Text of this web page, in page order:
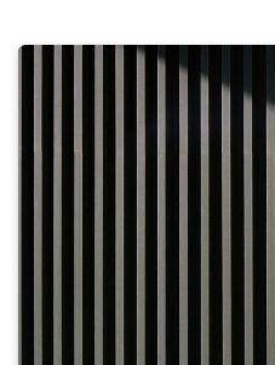
Key issues for landowners